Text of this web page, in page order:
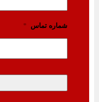
شماره تماس *